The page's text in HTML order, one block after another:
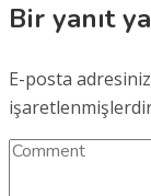
Bir yanıt
E-posta